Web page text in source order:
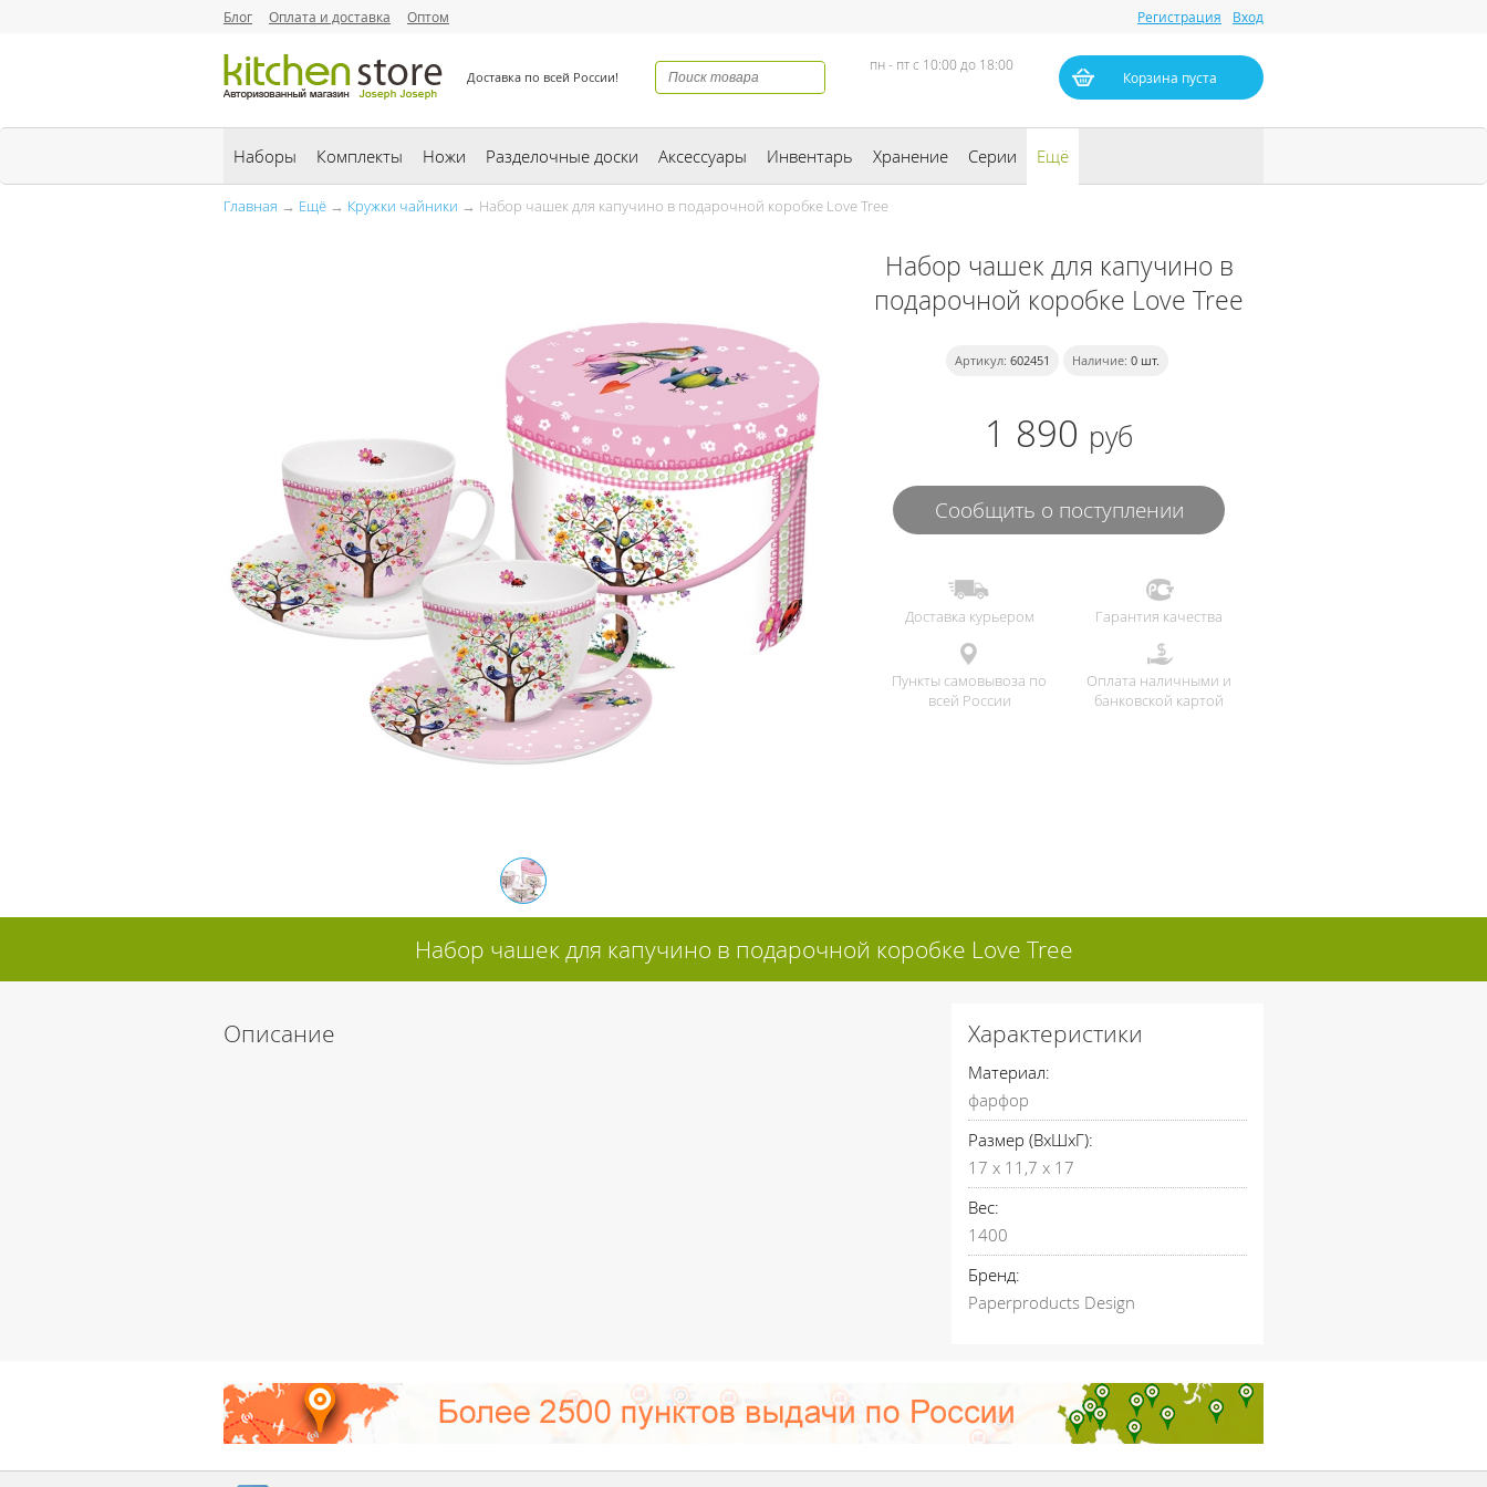
Блог Оплата и доставка Оптом Регистрация Вход
Доставка по всей России!
пн - пт с 10:00 до 18:00
Корзина пуста
Наборы Комплекты Ножи Разделочные доски Аксессуары Инвентарь Хранение Серии Ещё
Главная → Ещё → Кружки чайники → Набор чашек для капучино в подарочной коробке Love Tree
Набор чашек для капучино в
подарочной коробке Love Tree
Артикул: 602451 Наличие: 0шт.
1 890 руб
Сообщить о поступлении
Доставка курьером Гарантия качества
Пункты самовывоза по
всей России
Оплата наличными и
банковской картой
Набор чашек для капучино в подарочной коробке Love Tree
Описание Характеристики
Материал:
фарфор
Размер (ВхШхГ):
17 х 11,7 х 17
Вес:
1400
Бренд:
Paperproducts Design